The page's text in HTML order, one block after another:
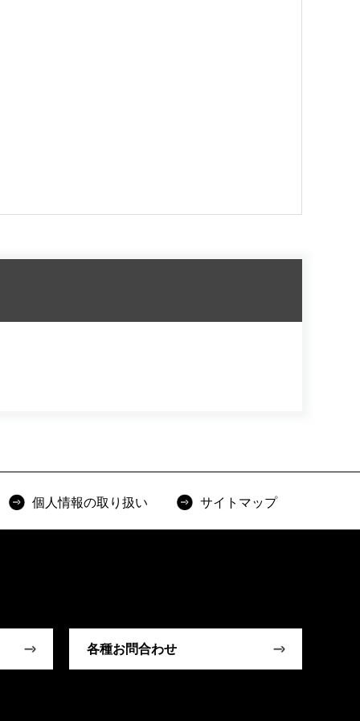
個人情報の取り扱い サイトマップ
各種お問合わせ